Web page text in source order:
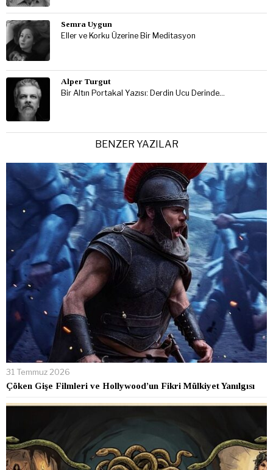
Semra Uygun
Eller ve Korku Üzerine Bir Meditasyon
Alper Turgut
Bir Altın Portakal Yazısı: Derdin Ucu Derinde…
BENZER YAZILAR
31 Temmuz 2026
Çöken Gişe Filmleri ve Hollywood’un Fikri Mülkiyet Yanılgısı